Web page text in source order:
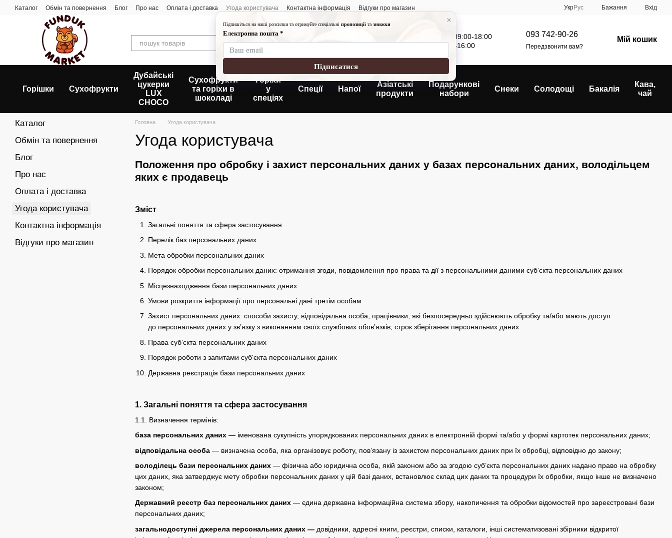
Перейти до основного контенту
Каталог Обмін та повернення Блог Про нас Оплата і доставка Угода користувача Контактна інформація Відгуки про магазин УкрРус Бажання Вхід
Графік роботи:
Понеділок-п'ятниця: 09:00-18:00
Субота-неділя: 10:00-16:00
093 742-90-26
Передзвонити вам?
Мій кошик
Горішки Сухофрукти
Дубайські
цукерки
LUX
CHOCO
Сухофрукти
та горіхи в
шоколаді
Горіхи
у
спеціях
Спеції Напої
Азіатські
продукти
Подарункові
набори
Снеки Солодощі Бакалія
Кава,
чай
Головна Угода користувача
Угода користувача
Положення про обробку і захист персональних даних у базах персональних даних, володільцем
яких є продавець
Зміст
Загальні поняття та сфера застосування
Перелік баз персональних даних
Мета обробки персональних даних
Порядок обробки персональних даних: отримання згоди, повідомлення про права та дії з персональними даними суб’єкта персональних даних
Місцезнаходження бази персональних даних
Умови розкриття інформації про персональні дані третім особам
Захист персональних даних: способи захисту, відповідальна особа, працівники, які безпосередньо здійснюють обробку та/або мають доступ
до персональних даних у зв’язку з виконанням своїх службових обов’язків, строк зберігання персональних даних
Права суб’єкта персональних даних
Порядок роботи з запитами суб'єкта персональних даних
Державна реєстрація бази персональних даних
1. Загальні поняття та сфера застосування
1.1. Визначення термінів:
база персональних даних — іменована сукупність упорядкованих персональних даних в електронній формі та/або у формі картотек персональних даних;
відповідальна особа — визначена особа, яка організовує роботу, пов’язану із захистом персональних даних при їх обробці, відповідно до закону;
володілець бази персональних даних — фізична або юридична особа, якій законом або за згодою суб’єкта персональних даних надано право на обробку
цих даних, яка затверджує мету обробки персональних даних у цій базі даних, встановлює склад цих даних та процедури їх обробки, якщо інше не визначено
законом;
Державний реєстр баз персональних даних — єдина державна інформаційна система збору, накопичення та обробки відомостей про зареєстровані бази
персональних даних;
загальнодоступні джерела персональних даних — довідники, адресні книги, реєстри, списки, каталоги, інші систематизовані збірники відкритої
Каталог
Обмін та повернення
Блог
Про нас
Оплата і доставка
Угода користувача
Контактна інформація
Відгуки про магазин